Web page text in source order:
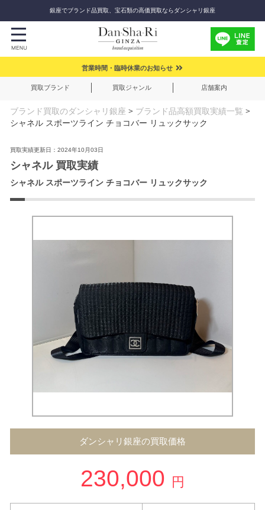
銀座でブランド品買取、宝石類の高価買取ならダンシャリ銀座
営業時間・臨時休業のお知らせ
買取ブランド 買取ジャンル 店舗案内
ブランド買取のダンシャリ銀座 > ブランド品高額買取実績一覧 >
シャネル スポーツライン チョコバー リュックサック
買取実績更新日：2024年10月03日
シャネル 買取実績
シャネル スポーツライン チョコバー リュックサック
ダンシャリ銀座の買取価格
230,000 円